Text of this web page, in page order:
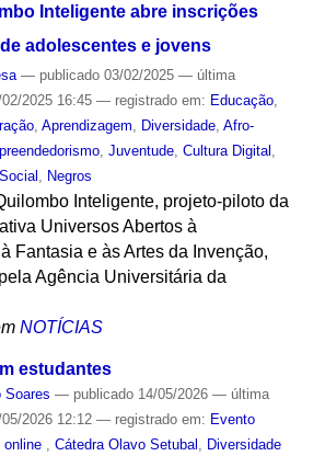
Inteligente abre inscrições
adolescentes e jovens
— publicado03/02/2025 — última
2025 16:45 — registrado em: Educação,
, Aprendizagem Diversidade, Afro-
, Juventude, Cultura Digital
Negros
Inteligente, projeto-piloto da
Universos Abertos à
Fantasia e às Artes da Invenção,
Agência Universitária da
NOTÍCIAS
estudantes
Soares — publicado14/05/2026 — última
2026 12:12 — registrado em: Evento
online , Cátedra Olavo Setubal , Diversidade